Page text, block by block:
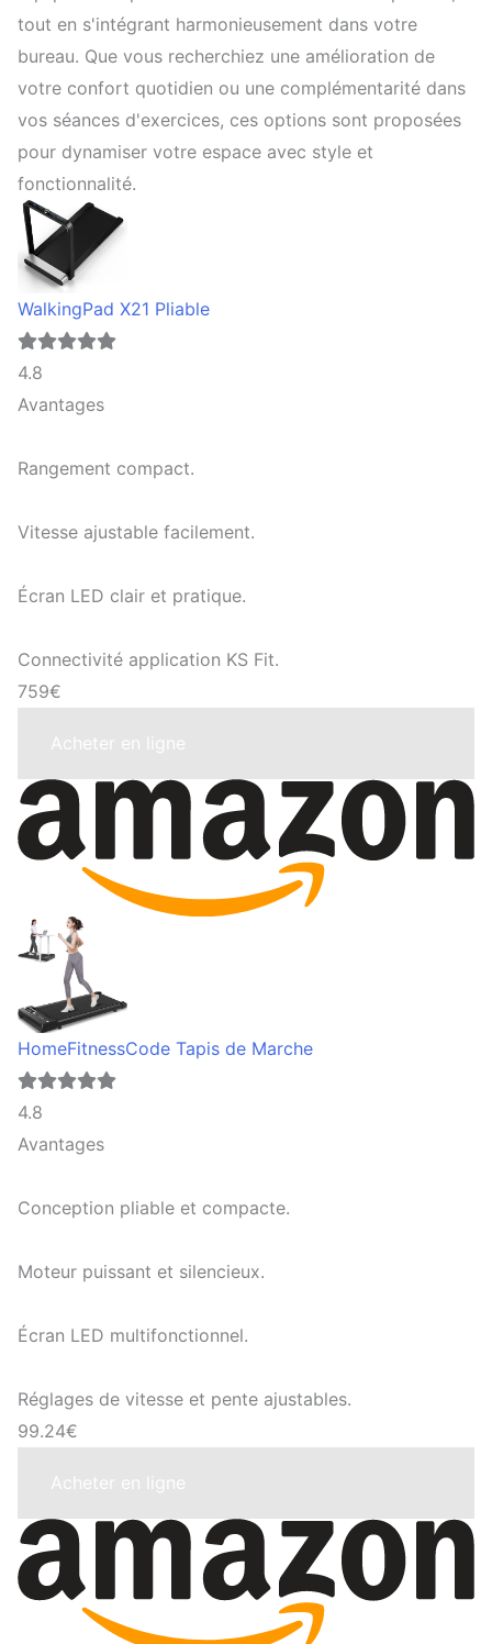
tout en s'intégrant harmonieusement dans votre
bureau. Que vous recherchiez une amélioration de
votre confort quotidien ou une complémentarité dans
vos séances d'exercices, ces options sont proposées
pour dynamiser votre espace avec style et
fonctionnalité.
WalkingPad X21 Pliable
4.8
Avantages
Rangement compact.
Vitesse ajustable facilement.
Écran LED clair et pratique.
Connectivité application KS Fit.
759€
Acheter en ligne
HomeFitnessCode Tapis de Marche
4.8
Avantages
Conception pliable et compacte.
Moteur puissant et silencieux.
Écran LED multifonctionnel.
Réglages de vitesse et pente ajustables.
99.24€
Acheter en ligne